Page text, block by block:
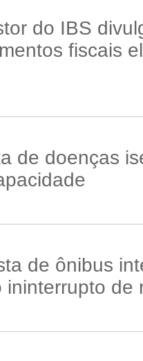
do IBS
fiscais
de doenças
de ônibus
ininterrupto de